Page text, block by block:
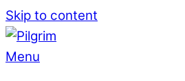
Skip to content
Menu